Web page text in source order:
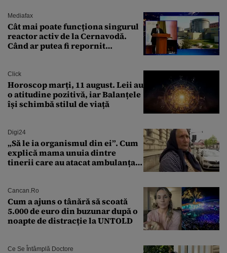
Mediafax
Cât mai poate funcționa singurul
reactor activ de la Cernavodă.
Când ar putea fi repornit
Click
Horoscop marți, 11 august. Leii au
o atitudine pozitivă, iar Balanțele
își schimbă stilul de viață
Digi24
„Să le ia organismul din ei”. Cum
explică mama unuia dintre
tinerii care au atacat ambulanța
Cancan.ro
Cum a ajuns o tânără să scoată
5.000 de euro din buzunar după o
noapte de distracție la UNTOLD
Ce Se Întâmplă Doctore